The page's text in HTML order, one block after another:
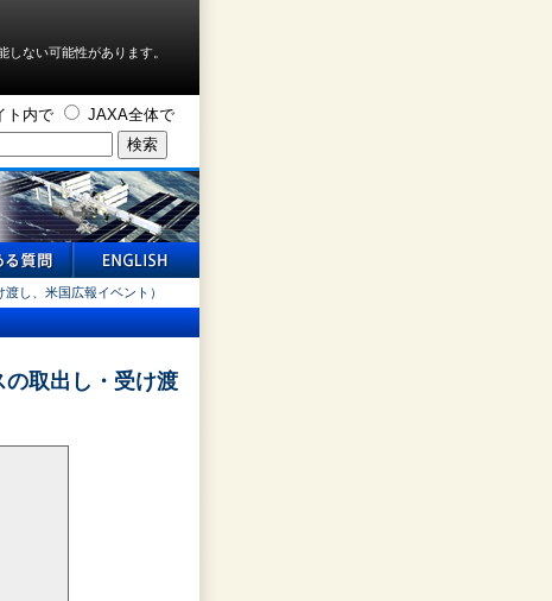
ない可能性があります。
ト内で JAXA全体で
し、米国広報イベント）
取出し・受け渡